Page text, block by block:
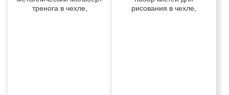
тренога в чехле,
рисования в чехле,